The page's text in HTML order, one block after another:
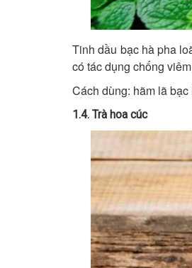
Tinh dầu bạc hà pha
có tác dụng chống
Cách dùng: hãm lã
1.4. Trà hoa cúc